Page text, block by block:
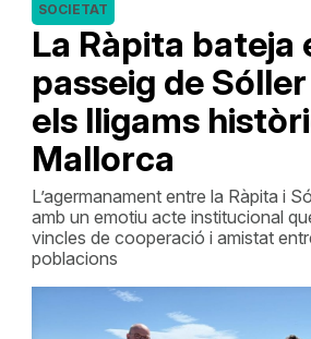
La Ràpita bateja
passeig de
els lligams
Mallorca
SOCIETAT
L’agermanament entre la Ràpita i
amb un emotiu acte institucional
vincles de cooperació i amistat
poblacions